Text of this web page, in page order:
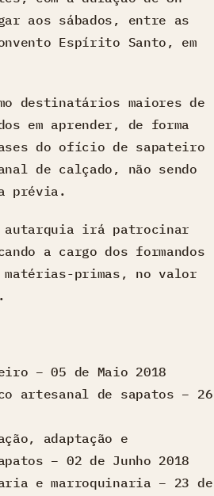
aos sábados, entre as
Espírito Santo, em
destinatários maiores de
em aprender, de forma
do ofício de sapateiro
de calçado, não sendo
prévia.
autarquia irá patrocinar
a cargo dos formandos
matérias-primas, no valor
– 05 de Maio 2018
artesanal de sapatos – 26
adaptação e
– 02 de Junho 2018
e marroquinaria – 23 de